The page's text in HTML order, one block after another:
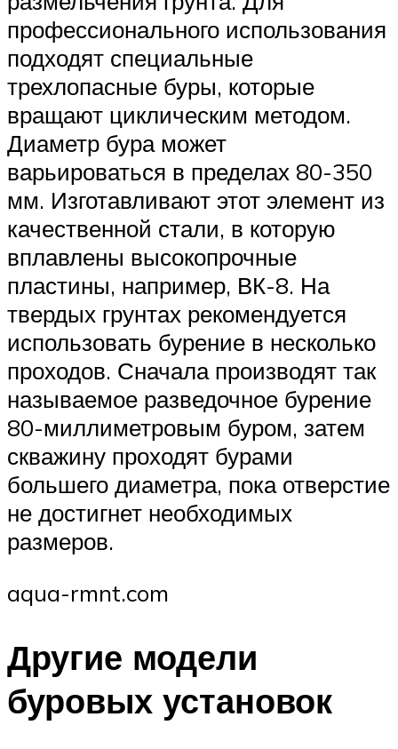
профессионального использования
подходят специальные
трехлопасные буры, которые
вращают циклическим методом.
Диаметр бура может
варьироваться в пределах 80-350
мм. Изготавливают этот элемент из
качественной стали, в которую
вплавлены высокопрочные
пластины, например, ВК-8. На
твердых грунтах рекомендуется
использовать бурение в несколько
проходов. Сначала производят так
называемое разведочное бурение
80-миллиметровым буром, затем
скважину проходят бурами
большего диаметра, пока отверстие
не достигнет необходимых
размеров.
aqua-rmnt.com
Другие модели
буровых установок